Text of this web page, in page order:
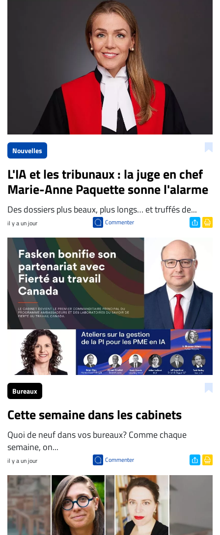
La Rédaction de Droit-inc.com
Nouvelles
L'IA et les tribunaux : la juge en chef
Marie-Anne Paquette sonne l'alarme
Des dossiers plus beaux, plus longs… et truffés de...
il y a un jour Commenter
Bureaux
Cette semaine dans les cabinets
Quoi de neuf dans vos bureaux? Comme chaque
semaine, on...
il y a un jour Commenter